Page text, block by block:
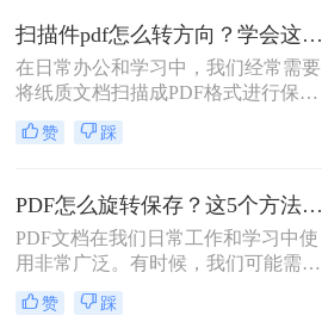
面的方法，帮助您轻松应对这一需
求。
扫描件pdf怎么转方向？学会这三种方法就够了！
在日常办公和学习中，我们经常需要
将纸质文档扫描成PDF格式进行保存
和分享。然而，由于扫描过程中的各
种原因，扫描得到的PDF文件有时会
PDF怎么转方向呢？为了解决这一困
扰，本文将介绍三种实用的方法来转
换扫描件PDF的方向，帮助大家轻松
应对这一问题。
赞 踩
PDF怎么旋转保存？这5个方法值得收藏！
PDF文档在我们日常工作和学习中使
用非常广泛。有时候，我们可能需要
将PDF文档进行旋转并保存。那么，
PDF怎么旋转保存呢？下面将为您介
赞 踩